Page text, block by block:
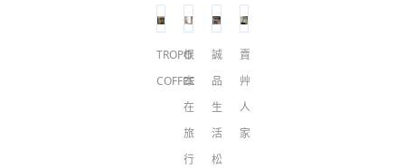
TROPO
COFFEE
根
本
在
旅
行
誠
品
生
活
松
賣
艸
人
家